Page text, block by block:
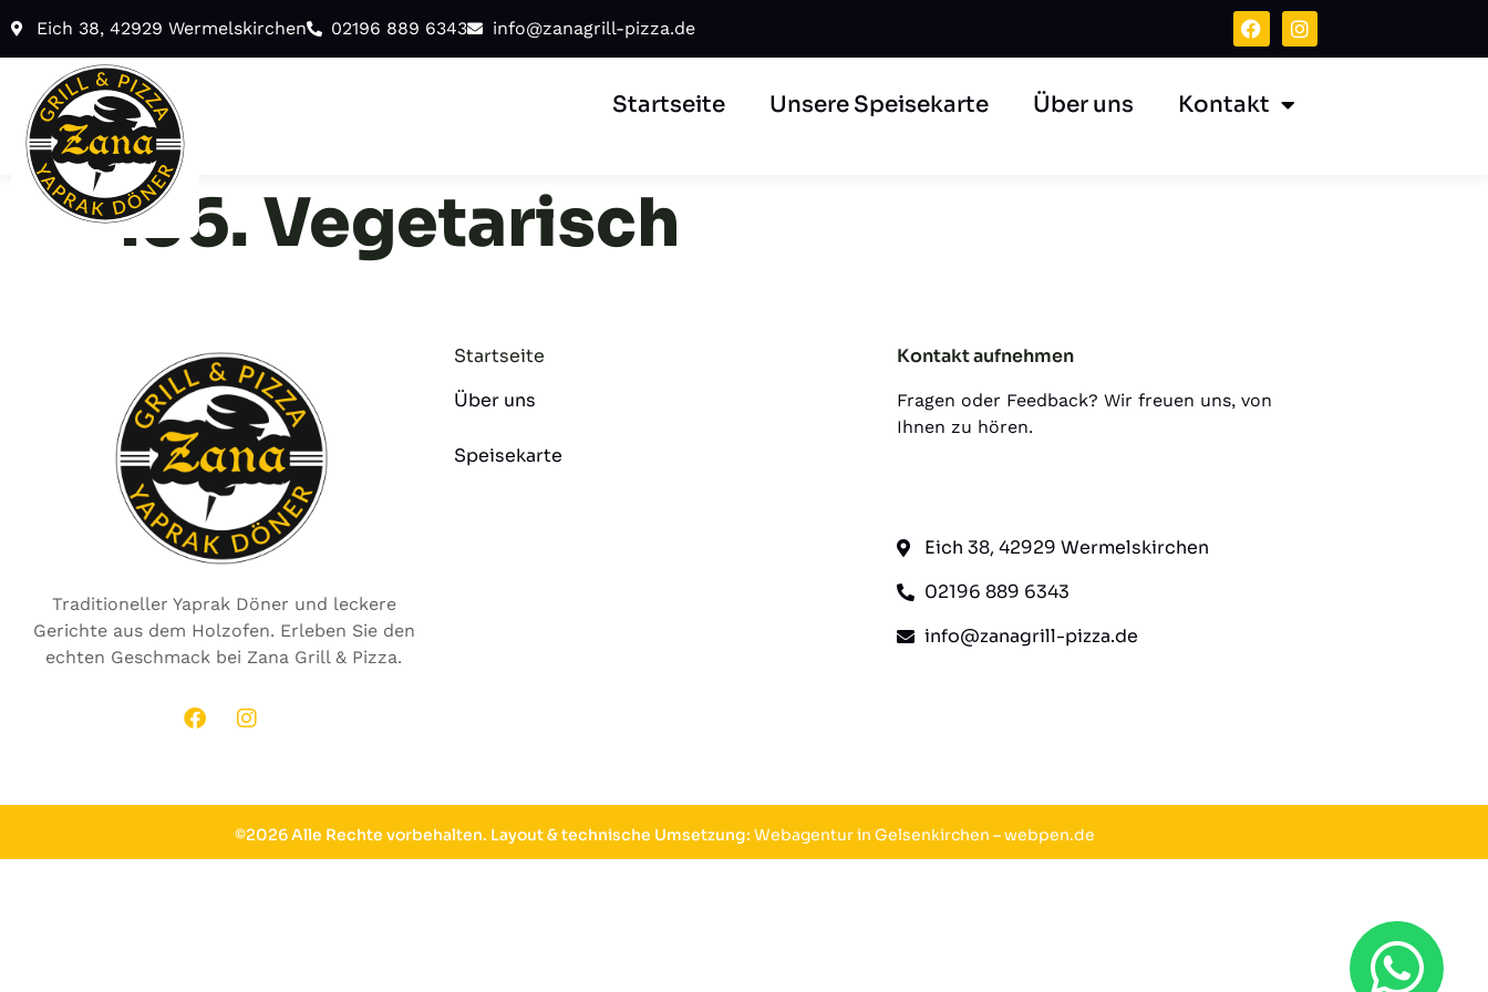
Eich 38, 42929 Wermelskirchen 02196 889 6343 info@zanagrill-pizza.de
Startseite Unsere Speisekarte Über uns Kontakt
136. Vegetarisch
Traditioneller Yaprak Döner und leckere
Gerichte aus dem Holzofen. Erleben Sie den
echten Geschmack bei Zana Grill & Pizza.
Startseite
Über uns
Speisekarte
Kontakt aufnehmen
Fragen oder Feedback? Wir freuen uns, von
Ihnen zu hören.
Eich 38, 42929 Wermelskirchen
02196 889 6343
info@zanagrill-pizza.de
©2026 Alle Rechte vorbehalten. Layout & technische Umsetzung: Webagentur in Gelsenkirchen –webpen.de